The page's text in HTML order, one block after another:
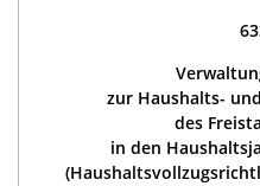
zur Haushalts-
des
in den